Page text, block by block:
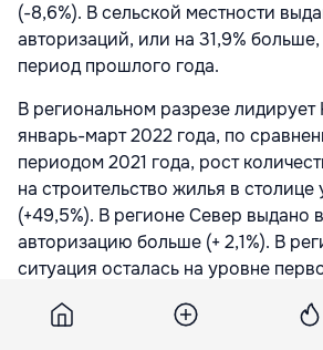
(-8,6%). В сельской местности
авторизаций, или на 31,9%
период прошлого года.
В региональном разрезе
январь-март 2022 года, по
периодом 2021 года, рост
на строительство жилья в столице
(+49,5%). В регионе Север выдано
авторизацию больше (+ 2,1%). В
ситуация осталась на уровне
АТО Гагаузия количество